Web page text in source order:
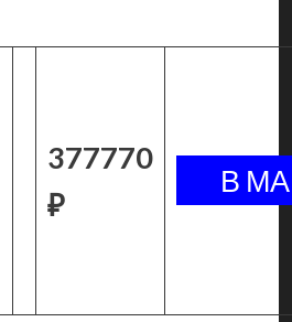
377770
₽